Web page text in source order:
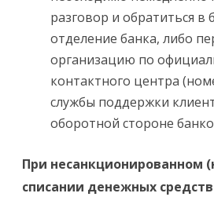
разговор и обратиться в
отделение банка, либо
организацию по
контактного центра
службы поддержки
оборотной стороне
При несанкционированном
списании денежных